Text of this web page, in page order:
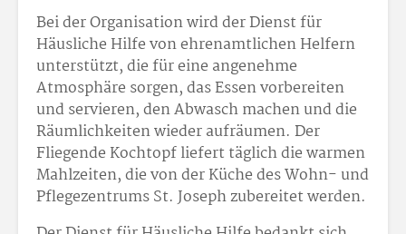
Bei der Organisation wird der Dienst für
Häusliche Hilfe von ehrenamtlichen Helfern
unterstützt, die für eine angenehme
Atmosphäre sorgen, das Essen vorbereiten
und servieren, den Abwasch machen und die
Räumlichkeiten wieder aufräumen. Der
Fliegende Kochtopf liefert täglich die warmen
Mahlzeiten, die von der Küche des Wohn- und
Pflegezentrums St. Joseph zubereitet werden.